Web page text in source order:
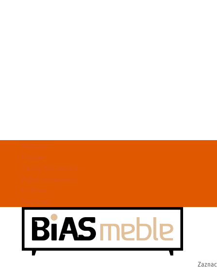
Regulamin
Dostawa
Zwroty i Reklamacje
Polityka prywatności
Ulubione
Moje konto